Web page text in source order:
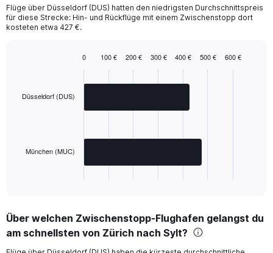
Flüge über Düsseldorf (DUS) hatten den niedrigsten Durchschnittspreis
für diese Strecke: Hin- und Rückflüge mit einem Zwischenstopp dort
kosteten etwa 427 €.
has
Range:
2
Düsseldorf (DUS)
München (MUC)
0 100 € 200 € 300 € 400 € 500 € 600 €
Über welchen Zwischenstopp-Flughafen gelangst du
am schnellsten von Zürich nach Sylt?